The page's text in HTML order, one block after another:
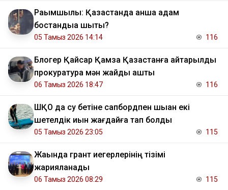
Рақымшылық: Қазақстанда қанша адам
бостандыққа шықты?
05 Тамыз 2026 14:14 116
Блогер Қайсар Қамза Қазақстанға қайтарылды
прокуратура мән жайды ашты
06 Тамыз 2026 18:47 116
ШҚО да су бетіне сапбордпен шыққан екі
шетелдік қиын жағдайға тап болды
05 Тамыз 2026 23:05 115
Жақында грант иегерлерінің тізімі
жарияланады
06 Тамыз 2026 08:29 115